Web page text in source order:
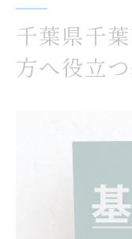
浮気調査の認
方法
証拠を確
浮気調
依頼時に押さ
千葉県千
方へ役立